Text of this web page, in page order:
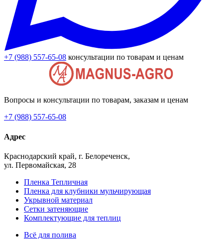
+7 (988) 557-65-08 консультации по товарам и ценам
Вопросы и консультации по товарам, заказам и ценам
+7 (988) 557-65-08
Адрес
Краснодарский край, г. Белореченск,
ул. Первомайская, 28
Пленка Тепличная
Пленка для клубники мульчирующая
Укрывной материал
Сетки затеняющие
Комплектующие для теплиц
Всё для полива